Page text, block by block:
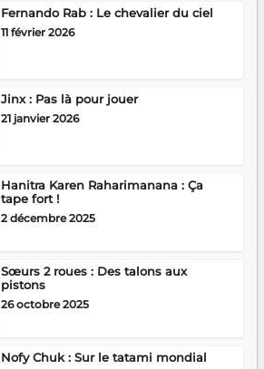
Fernando Rab : Le chevalier du ciel
11 février 2026
Jinx : Pas là pour jouer
21 janvier 2026
Hanitra Karen Raharimanana : Ça
tape fort !
2 décembre 2025
Sœurs 2 roues : Des talons aux
pistons
26 octobre 2025
Nofy Chuk : Sur le tatami mondial